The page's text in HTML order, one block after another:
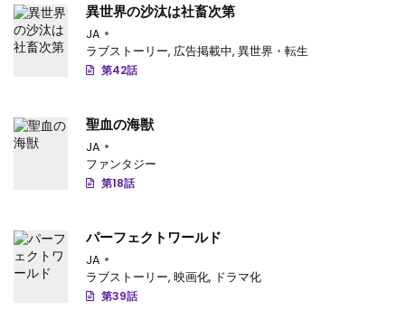
異世界の沙汰は社畜次第
JA
ラブストーリー, 広告掲載中, 異世界・転生
第42話
聖血の海獣
JA
ファンタジー
第18話
パーフェクトワールド
JA
ラブストーリー, 映画化, ドラマ化
第39話